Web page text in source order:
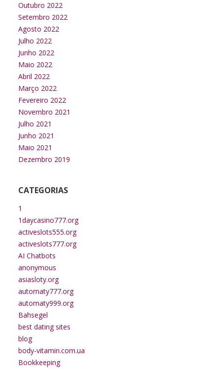
Outubro 2022
Setembro 2022
Agosto 2022
Julho 2022
Junho 2022
Maio 2022
Abril 2022
Março 2022
Fevereiro 2022
Novembro 2021
Julho 2021
Junho 2021
Maio 2021
Dezembro 2019
CATEGORIAS
1
1daycasino777.org
activeslots555.org
activeslots777.org
AI Chatbots
anonymous
asiasloty.org
automaty777.org
automaty999.org
Bahsegel
best dating sites
blog
body-vitamin.com.ua
Bookkeeping